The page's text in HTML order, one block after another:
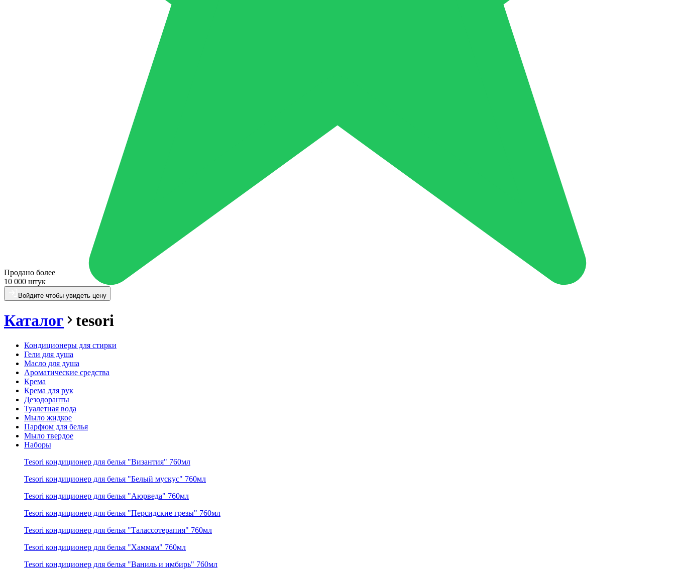
Продано более
10 000 штук
Войдите чтобы увидеть цену
Каталог tesori
Кондиционеры для стирки
Гели для душа
Масло для душа
Ароматические средства
Крема
Крема для рук
Дезодоранты
Туалетная вода
Мыло жидкое
Парфюм для белья
Мыло твердое
Наборы
Tesori кондиционер для белья "Византия" 760мл
Tesori кондиционер для белья "Белый мускус" 760мл
Tesori кондиционер для белья "Аюрведа" 760мл
Tesori кондиционер для белья "Персидские грезы" 760мл
Tesori кондиционер для белья "Талассотерапия" 760мл
Tesori кондиционер для белья "Хаммам" 760мл
Tesori кондиционер для белья "Ваниль и имбирь" 760мл